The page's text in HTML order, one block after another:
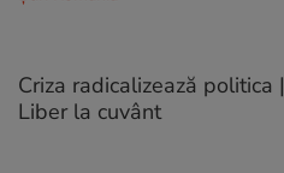
Criza radicalizează politica |
Liber la cuvânt